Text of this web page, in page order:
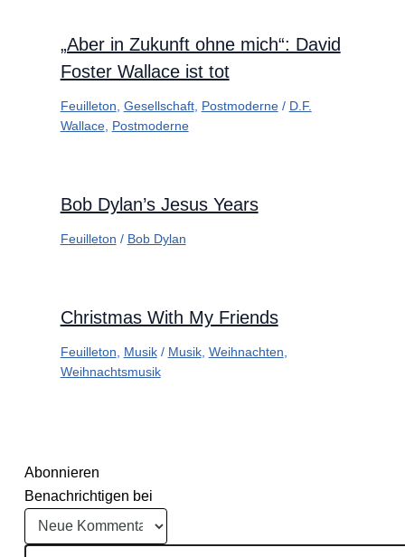
„Aber in Zukunft ohne mich“: David
Foster Wallace ist tot
Feuilleton Gesellschaft, Postmoderne/ D.F.
Wallace, Postmoderne
Bob Dylan’s Jesus Years
Feuilleton / Bob Dylan
Christmas With My Friends
Feuilleton Musik/ Musik, Weihnachten
Weihnachtsmusik
Abonnieren
Benachrichtigen bei